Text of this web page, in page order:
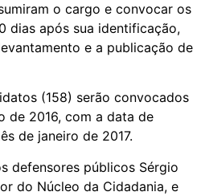
o cargo e convocar os
dias após sua identificação,
e a publicação de
(158) serão convocados
de 2016, com a data de
de janeiro de 2017.
defensores públicos Sérgio
do Núcleo da Cidadania, e